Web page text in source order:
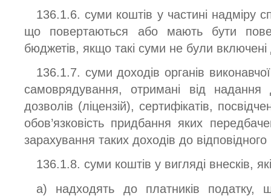
136.1.6. суми коштів у частині надміру
що повертаються або мають бути
бюджетів, якщо такі суми не були
136.1.7. суми доходів органів
самоврядування, отримані від
дозволів (ліцензій), сертифікатів,
обов’язковість придбання яких
зарахування таких доходів до
136.1.8. суми коштів у вигляді внесків,
а) надходять до платників податку,